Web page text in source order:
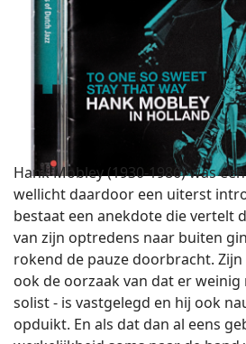
Hank Mobley (1930-1986) was
wellicht daardoor een uiterst
bestaat een anekdote die vertelt
van zijn optredens naar buiten
rokend de pauze doorbracht.
ook de oorzaak van dat er weinig
solist - is vastgelegd en hij ook
opduikt. En als dat dan al eens